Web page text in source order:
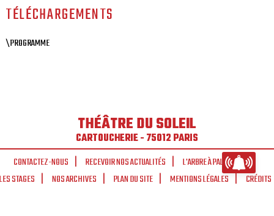
TÉLÉCHARGEMENTS
\PROGRAMME
THÉÂTRE DU SOLEIL
CARTOUCHERIE - 75012 PARIS
CONTACTEZ-NOUS
RECEVOIR NOS ACTUALITÉS
L'ARBRE À PALABRES
LES STAGES
NOS ARCHIVES PLAN DU SITE MENTIONS LÉGALES CRÉDITS